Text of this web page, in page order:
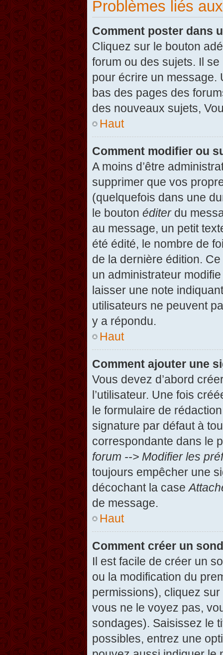
Problèmes liés
Comment poster dans
Cliquez sur le bouton
forum ou des sujets. Il
pour écrire un message.
bas des pages des
des nouveaux sujets,
Haut
Comment modifier ou
A moins d’être
supprimer que vos
(quelquefois dans une
le bouton éditerdu
au message, un petit
été édité, le nombre de
de la dernière édition.
un administrateur
laisser une note
utilisateurs ne peuvent
y a répondu.
Haut
Comment ajouter une
Vous devez d’abord
l’utilisateur. Une fois
le formulaire de
signature par défaut à
correspondante dans le
forum --> Modifier les
toujours empêcher une
décochant la case
de message.
Haut
Comment créer un
Il est facile de créer un
ou la modification du
permissions), cliquez sur
vous ne le voyez pas,
sondages). Saisissez le
possibles, entrez une